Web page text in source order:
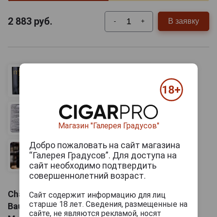
2 883 руб. - + В заявку
Chateau de la Vieille Chapelle Les Merlots de
Baudet Вино Шато де ла Вьей Шапель Ле
Магазин "Галерея Градусов"
Добро пожаловать на сайт магазина
“Галерея Градусов”. Для доступа на
сайт необходимо подтвердить
совершеннолетний возраст.
Сайт содержит информацию для лиц
старше 18 лет. Сведения, размещенные на
сайте, не являются рекламой, носят